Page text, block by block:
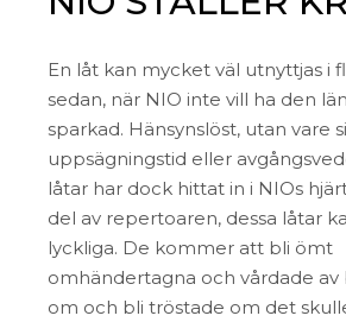
En låt kan mycket väl utnyttjas i
sedan, när NIO inte vill ha den
sparkad. Hänsynslöst, utan vare
uppsägningstid eller
låtar har dock hittat in i NIOs
del av repertoaren, dessa låtar
lyckliga. De kommer att bli ömt
omhändertagna och vårdade av
om och bli tröstade om det